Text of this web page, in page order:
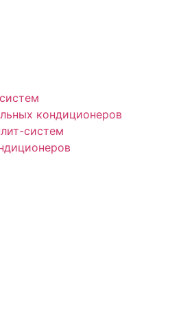
кондиционеров
систем